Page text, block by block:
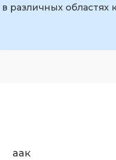
в различных областях
аак